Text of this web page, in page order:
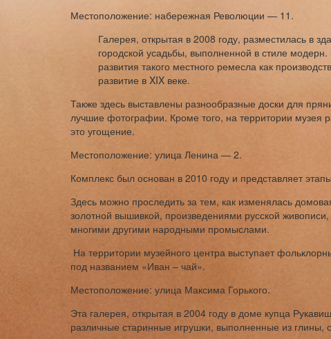
Местоположение: набережная Революции — 11.
Галерея, открытая в 2008 году, разместилась в
городской усадьбы, выполненной в стиле
развития такого местного ремесла как
развитие в XIX веке.
Также здесь выставлены разнообразные доски для
лучшие фотографии. Кроме того, на территории музея
это угощение.
Местоположение: улица Ленина — 2.
Комплекс был основан в 2010 году и представляет
Здесь можно проследить за тем, как изменялась
золотной вышивкой, произведениями русской
многими другими народными промыслами.
На территории музейного центра выступает
под названием «Иван – чай».
Местоположение: улица Максима Горького.
Эта галерея, открытая в 2004 году в доме купца
различные старинные игрушки, выполненные из глины,